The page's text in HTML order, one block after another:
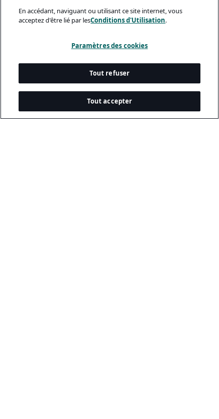
En accédant, naviguant ou utilisant ce site internet, vous
acceptez d'être lié par lesConditions d'Utilisation.
Paramètres des cookies
Tout refuser
Tout accepter